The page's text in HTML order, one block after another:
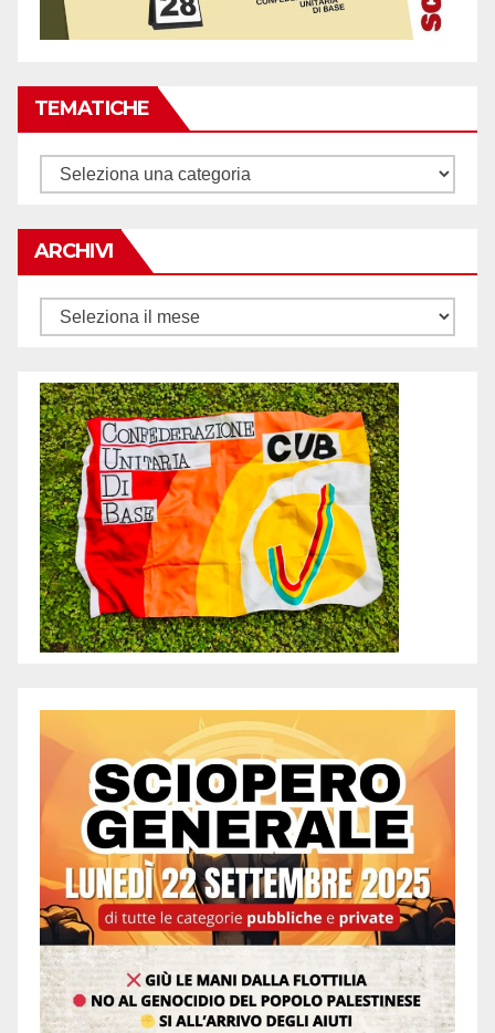
TEMATICHE
Tematiche
ARCHIVI
Archivi